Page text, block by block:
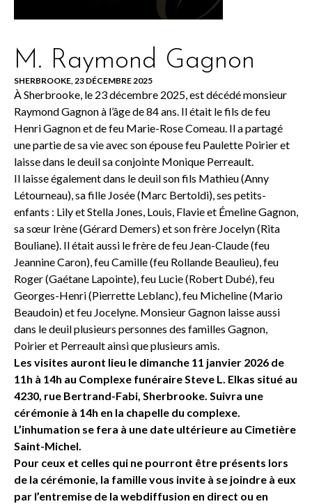
M. Raymond Gagnon
SHERBROOKE, 23 DÉCEMBRE 2025
À Sherbrooke, le 23 décembre 2025, est décédé monsieur
Raymond Gagnon à l’âge de 84 ans. Il était le fils de feu
Henri Gagnon et de feu Marie-Rose Comeau. Il a partagé
une partie de sa vie avec son épouse feu Paulette Poirier et
laisse dans le deuil sa conjointe Monique Perreault.
Il laisse également dans le deuil son fils Mathieu (Anny
Létourneau), sa fille Josée (Marc Bertoldi), ses petits-
enfants : Lily et Stella Jones, Louis, Flavie et Émeline Gagnon,
sa sœur Irène (Gérard Demers) et son frère Jocelyn (Rita
Bouliane). Il était aussi le frère de feu Jean-Claude (feu
Jeannine Caron), feu Camille (feu Rollande Beaulieu), feu
Roger (Gaétane Lapointe), feu Lucie (Robert Dubé), feu
Georges-Henri (Pierrette Leblanc), feu Micheline (Mario
Beaudoin) et feu Jocelyne. Monsieur Gagnon laisse aussi
dans le deuil plusieurs personnes des familles Gagnon,
Poirier et Perreault ainsi que plusieurs amis.
Les visites auront lieu le dimanche 11 janvier 2026 de
11h à 14h au Complexe funéraire Steve L. Elkas situé au
4230, rue Bertrand-Fabi, Sherbrooke. Suivra une
cérémonie à 14h en la chapelle du complexe.
L’inhumation se fera à une date ultérieure au Cimetière
Saint-Michel.
Pour ceux et celles qui ne pourront être présents lors
de la cérémonie, la famille vous invite à se joindre à eux
par l’entremise de la webdiffusion en direct ou en